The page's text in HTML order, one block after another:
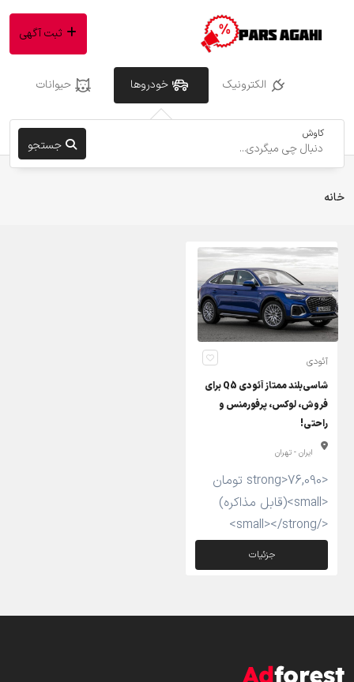
الکترونیک خودروها حیوانات
کاوش
جستجو
ثبت آگهی
خانه
آئودی
شاسی‌بلند ممتاز آئودی Q5 برای
فروش، لوکس، پرفورمنس و
راحتی!
ایران - تهران
<strong>76,090 تومان
<small>(قابل مذاکره)
</small></strong>
جزئیات